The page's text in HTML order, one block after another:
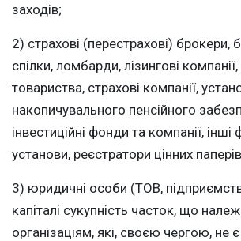
заходів;
2) страхові (перестрахові) брокери,
спілки, ломбарди, лізингові компанії,
товариства, страхові компанії,
накопичувального пенсійного
інвестиційні фонди та компанії, інші
установи, реєстратори цінних
3) юридичні особи (ТОВ,
капіталі сукупність часток, що
організаціям, які, своєю чергою, не